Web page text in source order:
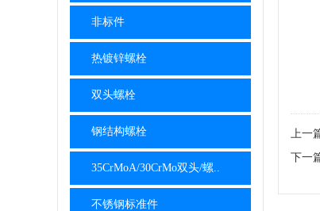
非标件
热镀锌螺栓
双头螺栓
钢结构螺栓
35CrMoA/30CrMo双头/螺..
不锈钢标准件
上一
下一